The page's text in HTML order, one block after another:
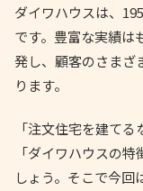
ダイワハウスは、
です。豊富な実績は
発し、顧客のさまざ
ります。
「注文住宅を建て
「ダイワハウスの
しょう。そこで今回